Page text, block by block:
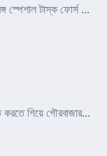
স্পেশাল টাস্ক ফোর্স ...
গিয়ে গৌরবাজার...